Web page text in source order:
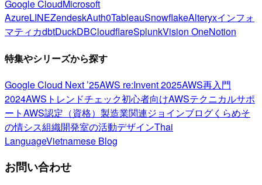
Google CloudMicrosoft
AzureLINEZendeskAuth0TableauSnowflakeAlteryxインフォ
マティカdbtDuckDBCloudflareSplunkVision OneNotion
特集やシリーズから探す
Google Cloud Next ’25AWS re:Invent 2025AWS再入門
2024AWSトレンドチェック初心者向けAWSテクニカルサポ
ートAWS認定（資格） 製造業関連ジョインブログくらめそ
の情シス組織開発室の活動デザインThai
LanguageVietnamese Blog
お問い合わせ